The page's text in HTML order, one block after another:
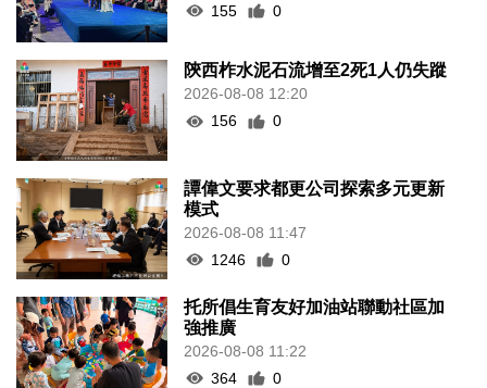
155
0
陝西柞水泥石流增至2死1人仍失蹤
2026-08-08 12:20
156
0
譚偉文要求都更公司探索多元更新
模式
2026-08-08 11:47
1246
0
托所倡生育友好加油站聯動社區加
強推廣
2026-08-08 11:22
364
0